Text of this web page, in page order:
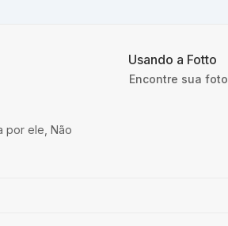
por ele, Não
Usando a Fotto
Encontre sua foto